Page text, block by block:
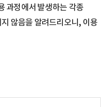
과정에서 발생하는 각종
않음을 알려드리오니, 이용